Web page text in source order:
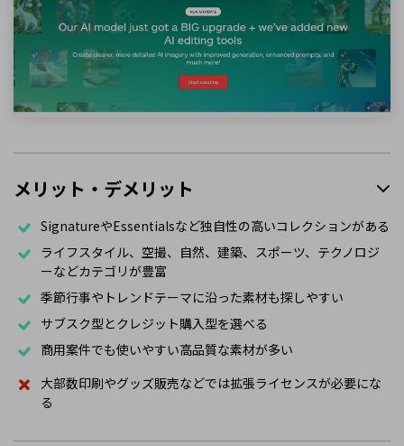
メリット・デメリット
SignatureやEssentialsなど独自性の高いコレクションがある
ライフスタイル、空撮、自然、建築、スポーツ、テクノロジ
ーなどカテゴリが豊富
季節行事やトレンドテーマに沿った素材も探しやすい
サブスク型とクレジット購入型を選べる
商用案件でも使いやすい高品質な素材が多い
大部数印刷やグッズ販売などでは拡張ライセンスが必要にな
る